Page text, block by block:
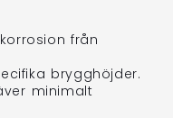
från
brygghöjder.
minimalt